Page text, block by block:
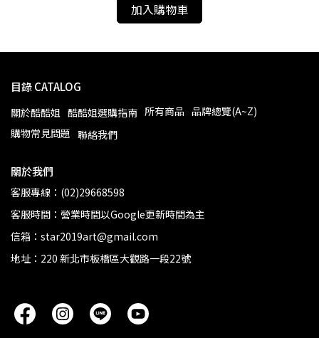
加入購物車
目錄 CATALOG
關於酷酷姐 酷酷姐選購指南 所有商品 品牌總覽(A~Z)
購物常見問題 聯絡我們
關於我們
客服專線：(02)29668598
客服時間：營業時間以Google更新時間為主
信箱：star2019art@gmail.com
地址：220 新北市板橋區大觀路一段22號